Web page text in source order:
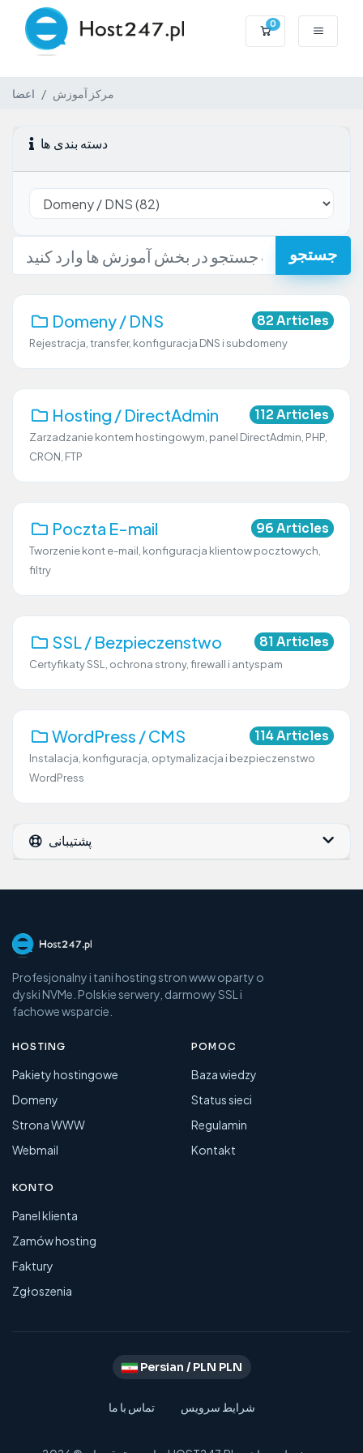
0کارت خرید
اعضا مرکز آموزش
دسته بندی ها
جستجو
82 Articles
Domeny / DNS
Rejestracja, transfer, konfiguracja DNS i subdomeny
112 Articles
Hosting / DirectAdmin
Zarzadzanie kontem hostingowym, panel DirectAdmin, PHP,
CRON, FTP
96 Articles
Poczta E-mail
Tworzenie kont e-mail, konfiguracja klientow pocztowych,
filtry
81 Articles
SSL / Bezpieczenstwo
Certyfikaty SSL, ochrona strony, firewall i antyspam
114 Articles
WordPress / CMS
Instalacja, konfiguracja, optymalizacja i bezpieczenstwo
WordPress
پشتیبانی
Profesjonalny i tani hosting stron www oparty o
dyski NVMe. Polskie serwery, darmowy SSL i
fachowe wsparcie.
HOSTING
Pakiety hostingowe
Domeny
Strona WWW
Webmail
POMOC
Baza wiedzy
Status sieci
Regulamin
Kontakt
KONTO
Panel klienta
Zamów hosting
Faktury
Zgłoszenia
Persian / PLN PLN
تماس با ما شرایط سرویس